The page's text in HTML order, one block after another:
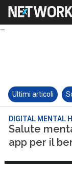
Ultimi articoli
DIGITAL MENTAL
Salute
app per il